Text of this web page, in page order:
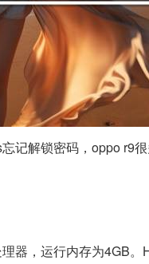
记解锁密码，oppo r9
器，运行内存为4GB